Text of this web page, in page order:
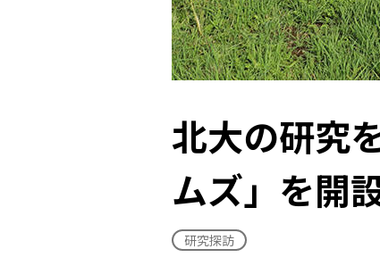
北大の研究
ムズ」を開
研究探訪